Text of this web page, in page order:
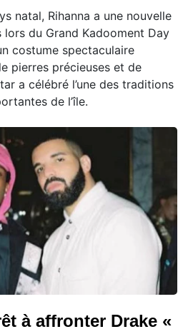
natal, Rihanna a une nouvelle
du Grand Kadooment Day
costume spectaculaire
pierres précieuses et de
a célébré l’une des traditions
de l’île.
à affronter Drake «